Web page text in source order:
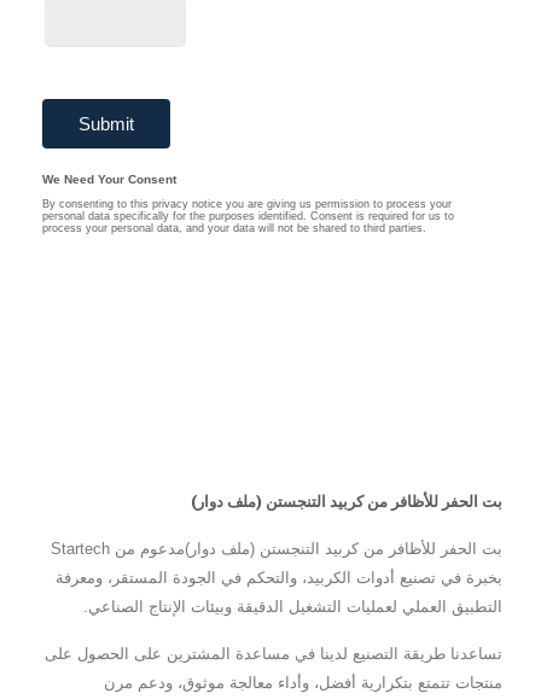
بت الحفر للأظافر من كربيد التنجستن (ملف دوار)
بت الحفر للأظافر من كربيد التنجستن (ملف دوار)مدعوم من Startech
بخبرة في تصنيع أدوات الكربيد، والتحكم في الجودة المستقر، ومعرفة
التطبيق العملي لعمليات التشغيل الدقيقة وبيئات الإنتاج الصناعي.
تساعدنا طريقة التصنيع لدينا في مساعدة المشترين على الحصول على
منتجات تتمتع بتكرارية أفضل، وأداء معالجة موثوق، ودعم مرن